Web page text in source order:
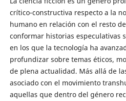
crítico-constructiva respecto a la
humano en relación con el resto
conformar historias especulativas
en los que la tecnología ha
profundizar sobre temas éticos,
de plena actualidad. Más allá de
asociado con el movimiento
aquellas que dentro del género